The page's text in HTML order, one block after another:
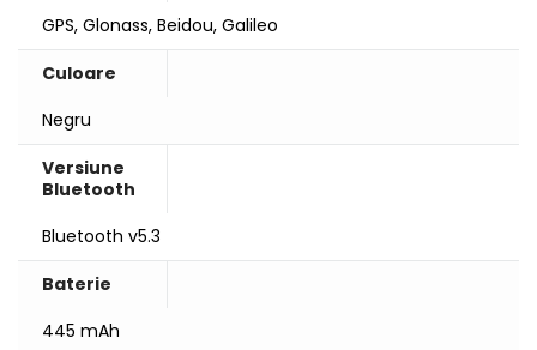
GPS, Glonass, Beidou, Galileo
Culoare
Negru
Versiune
Bluetooth
Bluetooth v5.3
Baterie
445 mAh